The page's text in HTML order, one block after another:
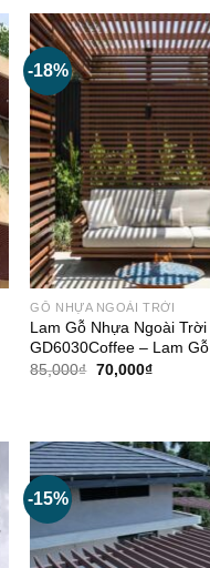
-18%
GỖ NHỰA NGOÀI TRỜI
Lam Gỗ Nhựa Ngoài Trời
GD6030Coffee – Lam Gỗ
85,000₫ Giá
70,000₫Giá
-15%